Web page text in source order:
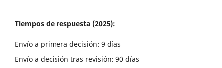
Tiempos de respuesta (2025):
Envío a primera decisión: 9 días
Envío a decisión tras revisión: 90 días